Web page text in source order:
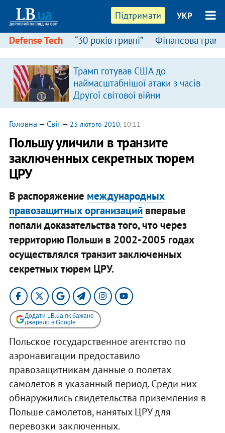
Підтримати УКР
Defense Tech “30 років гривні” Фінансова
Трамп готував США до
наймасштабнішої атаки з часів
Другої світової війни
Головна — Світ— 23 лютого 2010, 10:11
Польшу уличили в транзите
заключенных секретных тюрем
ЦРУ
В распоряжение международных
правозащитных организацийвпервые
попали доказательства того, что через
территорию Польши в 2002-2005 годах
осуществлялся транзит заключенных
секретных тюрем ЦРУ.
Додати LB.ua як бажане
джерело в Google
Польское государственное агентство по
аэронавигации предоставило
правозащитникам данные о полетах
самолетов в указанный период. Среди них
обнаружились свидетельства приземления в
Польше самолетов, нанятых ЦРУ для
перевозки заключенных.